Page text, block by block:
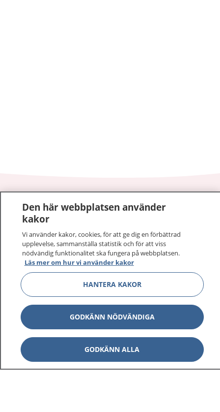
På 1177.se får du råd om hälsa och information om
sjukdomar och vilka mottagningar du kan kontakta.
Logga in för att läsa din journal och göra dina
vårdärenden. Ring telefonnummer 1177 för
sjukvårdsrådgivning dygnet runt.
1177 ger dig råd när du vill må bättre.
1177 på flera språk Visa
Visa
Den här webbplatsen använder
kakor
Vi använder kakor, cookies, för att ge dig en förbättrad
upplevelse, sammanställa statistik och för att viss
nödvändig funktionalitet ska fungera på webbplatsen.
Läs mer om hur vi använder kakor
HANTERA KAKOR
GODKÄNN NÖDVÄNDIGA
GODKÄNN ALLA